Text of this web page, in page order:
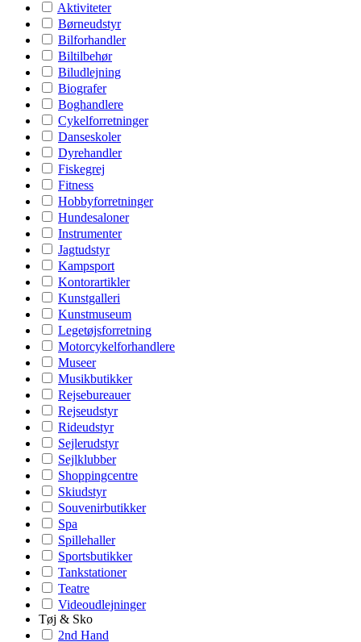
Aktiviteter
Børneudstyr
Bilforhandler
Biltilbehør
Biludlejning
Biografer
Boghandlere
Cykelforretninger
Danseskoler
Dyrehandler
Fiskegrej
Fitness
Hobbyforretninger
Hundesaloner
Instrumenter
Jagtudstyr
Kampsport
Kontorartikler
Kunstgalleri
Kunstmuseum
Legetøjsforretning
Motorcykelforhandlere
Museer
Musikbutikker
Rejsebureauer
Rejseudstyr
Rideudstyr
Sejlerudstyr
Sejlklubber
Shoppingcentre
Skiudstyr
Souvenirbutikker
Spa
Spillehaller
Sportsbutikker
Tankstationer
Teatre
Videoudlejninger
Tøj & Sko
2nd Hand